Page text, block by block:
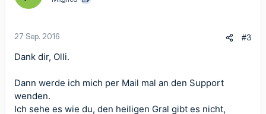
27 Sep. 2016 #3
Dank dir, Olli.
Dann werde ich mich per Mail mal an den Support
wenden.
Ich sehe es wie du, den heiligen Gral gibt es nicht,